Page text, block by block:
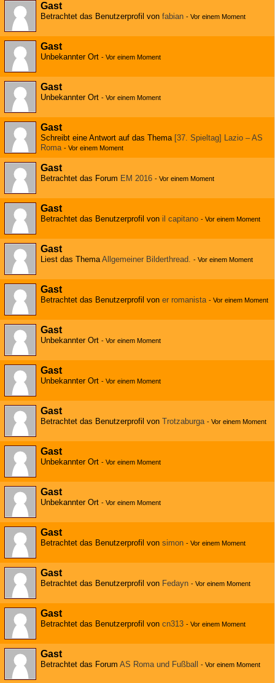
Gast
Betrachtet das Benutzerprofil von fabian - Vor einem Moment
Gast
Unbekannter Ort - Vor einem Moment
Gast
Unbekannter Ort - Vor einem Moment
Gast
Schreibt eine Antwort auf das Thema [37. Spieltag] Lazio – AS
Roma - Vor einem Moment
Gast
Betrachtet das Forum EM 2016 - Vor einem Moment
Gast
Betrachtet das Benutzerprofil von il capitano - Vor einem Moment
Gast
Liest das ThemaAllgemeiner Bilderthread. - Vor einem Moment
Gast
Betrachtet das Benutzerprofil von er romanista - Vor einem Moment
Gast
Unbekannter Ort - Vor einem Moment
Gast
Unbekannter Ort - Vor einem Moment
Gast
Betrachtet das Benutzerprofil von Trotzaburga - Vor einem Moment
Gast
Unbekannter Ort - Vor einem Moment
Gast
Unbekannter Ort - Vor einem Moment
Gast
Betrachtet das Benutzerprofil von simon - Vor einem Moment
Gast
Betrachtet das Benutzerprofil von Fedayn - Vor einem Moment
Gast
Betrachtet das Benutzerprofil von cn313 - Vor einem Moment
Gast
Betrachtet das Forum AS Roma und Fußball - Vor einem Moment